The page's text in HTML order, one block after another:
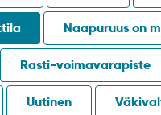
Naapuruus on
Rasti-voimavarapiste
Uutinen